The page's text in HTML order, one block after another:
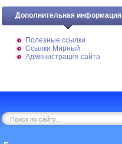
Дополнительная информация
Полезные ссылки
Ссылки Мирный
Администрация сайта